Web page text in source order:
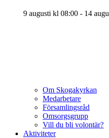
Om Skogakyrkan
Medarbetare
Församlingsråd
Omsorgsgrupp
Vill du bli volontär?
Aktiviteter
9 augusti kl 08:00 - 14